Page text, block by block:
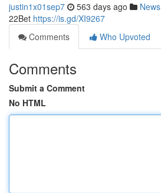
justin1x01sep7 563 days ago News
22Bet https://is.gd/XI9267
Comments
Who Upvoted
Comments
Submit a Comment
No HTML